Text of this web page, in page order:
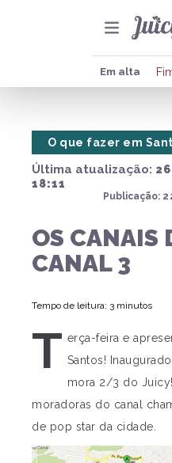
Em alta
Última atualização:
18:11
Publicação:
O que fazer em
OS CANAIS
CANAL 3
Tempo de leitura: 3 minutos
T erça-feira e
Santos!
mora 2/3 do Juicy!
moradoras do canal
de pop star da cidade.